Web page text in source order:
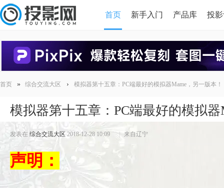
首页 新手入门 产品库 投
首页 » 综合交流大区 › 模拟器第十五章：PC端最好的模拟器Mame，另一版本！
模拟器第十五章：PC端最好的模拟
发表在 综合交流大区 2018-12-28 10:09 来自辽宁
声明：